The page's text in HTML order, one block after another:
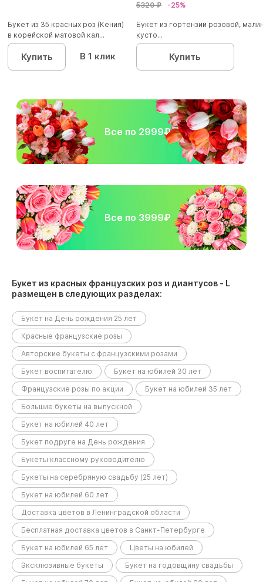
Букет из 35 красных роз (Кения)
в корейской матовой кал...
Купить В 1 клик
5320 ₽ -25%
Букет из гортензии розовой,
кусто...
Купить
Все по 2999₽
Все по 3999₽
Букет из красных французских роз и диантусов - L
размещен в следующих разделах:
Букет на День рождения 25 лет
Красные французские розы
Авторские букеты с французскими розами
Букет воспитателю
Букет на юбилей 30 лет
Французские розы по акции
Букет на юбилей 35 лет
Большие букеты на выпускной
Букет на юбилей 40 лет
Букет подруге на День рождения
Букеты классному руководителю
Букеты на серебряную свадьбу (25 лет)
Букет на юбилей 60 лет
Доставка цветов в Ленинградской области
Бесплатная доставка цветов в Санкт-Петербурге
Букет на юбилей 65 лет
Цветы на юбилей
Эксклюзивные букеты
Букет на годовщину свадьбы